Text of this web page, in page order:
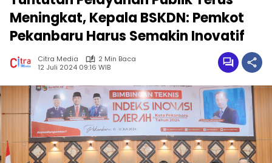
Meningkat, Kepala BSKDN: Pemkot
Pekanbaru Harus Semakin Inovatif
Citra Media
2 Min Baca
12 Juli 2024 09:16 WIB